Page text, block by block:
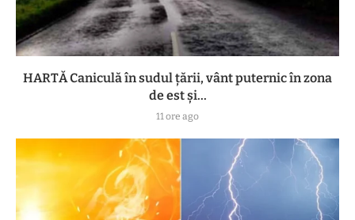
HARTĂ Caniculă în sudul țării, vânt puternic în zona
de est și...
11 ore ago